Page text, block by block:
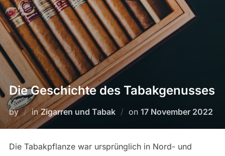
Die Geschichte des Tabakgenusses
by inZigarren und Tabak on Posted
17 November 2022
Die Tabakpflanze war ursprünglich in Nord- und